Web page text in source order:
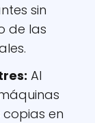
sin
de las
Al
en